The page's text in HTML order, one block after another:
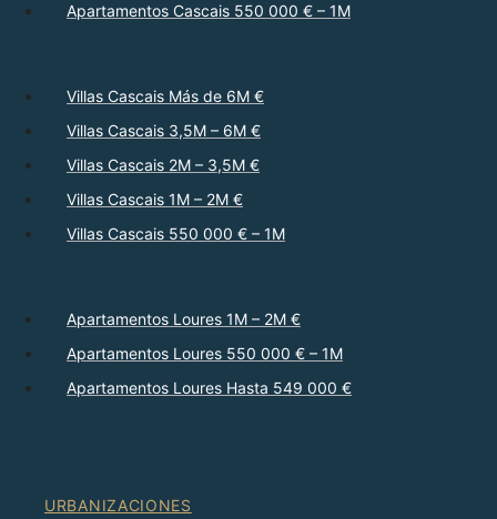
Apartamentos Cascais 550 000 € – 1M
Villas Cascais Más de 6M €
Villas Cascais 3,5M – 6M €
Villas Cascais 2M – 3,5M €
Villas Cascais 1M – 2M €
Villas Cascais 550 000 € – 1M
Apartamentos Loures 1M – 2M €
Apartamentos Loures 550 000 € – 1M
Apartamentos Loures Hasta 549 000 €
URBANIZACIONES